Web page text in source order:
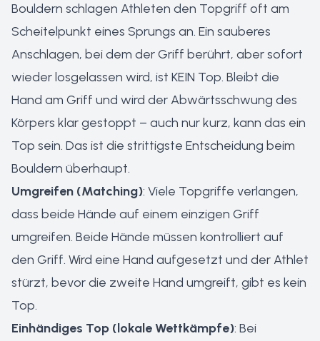
Bouldern schlagen Athleten den Topgriff oft am
Scheitelpunkt eines Sprungs an. Ein sauberes
Anschlagen, bei dem der Griff berührt, aber sofort
wieder losgelassen wird, ist KEIN Top. Bleibt die
Hand am Griff und wird der Abwärtsschwung des
Körpers klar gestoppt – auch nur kurz, kann das ein
Top sein. Das ist die strittigste Entscheidung beim
Bouldern überhaupt.
Umgreifen (Matching): Viele Topgriffe verlangen,
dass beide Hände auf einem einzigen Griff
umgreifen. Beide Hände müssen kontrolliert auf
den Griff. Wird eine Hand aufgesetzt und der Athlet
stürzt, bevor die zweite Hand umgreift, gibt es kein
Top.
Einhändiges Top (lokale Wettkämpfe): Bei